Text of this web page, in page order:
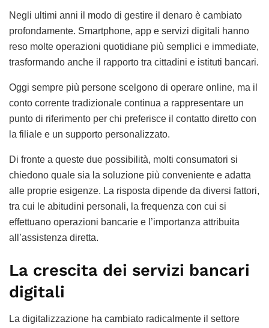
Negli ultimi anni il modo di gestire il denaro è cambiato
profondamente. Smartphone, app e servizi digitali hanno
reso molte operazioni quotidiane più semplici e immediate,
trasformando anche il rapporto tra cittadini e istituti bancari.
Oggi sempre più persone scelgono di operare online, ma il
conto corrente tradizionale continua a rappresentare un
punto di riferimento per chi preferisce il contatto diretto con
la filiale e un supporto personalizzato.
Di fronte a queste due possibilità, molti consumatori si
chiedono quale sia la soluzione più conveniente e adatta
alle proprie esigenze. La risposta dipende da diversi fattori,
tra cui le abitudini personali, la frequenza con cui si
effettuano operazioni bancarie e l’importanza attribuita
all’assistenza diretta.
La crescita dei servizi bancari
digitali
La digitalizzazione ha cambiato radicalmente il settore